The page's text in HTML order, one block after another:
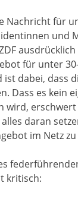
Nachricht für
und
für unter
ist dabei, dass
Dass es kein
wird,
daran
im Netz
kritisch: